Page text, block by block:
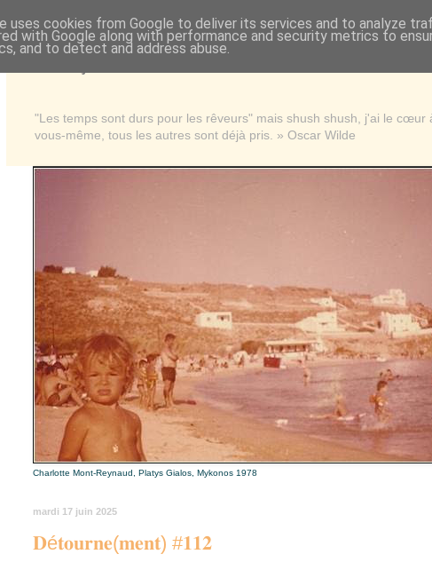
"Les temps sont durs pour les rêveurs" mais shush shush, j'ai le
vous-même, tous les autres sont déjà pris. » Oscar Wilde
Charlotte Mont-Reynaud, Platys Gialos, Mykonos 1978
mardi 17 juin 2025
𝐃é𝐭𝐨𝐮𝐫𝐧𝐞(𝐦𝐞𝐧𝐭) #𝟏𝟏𝟐
uses cookies from Google to deliver its services and to analyze
with Google along with performance and security metrics to
and to detect and address abuse.